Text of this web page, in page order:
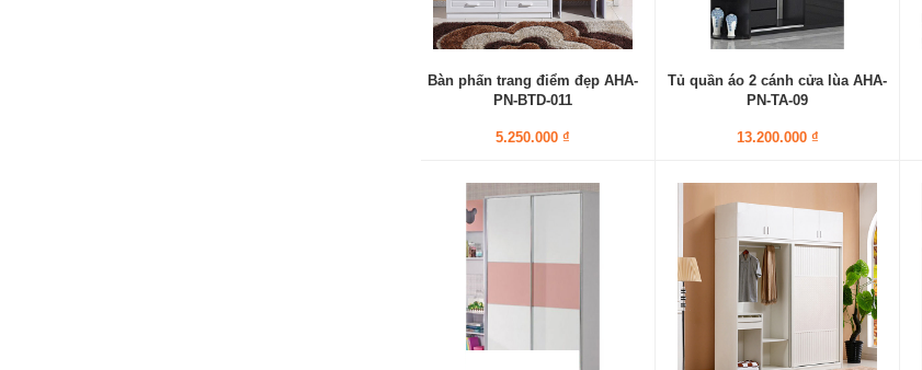
Bàn phấn trang điểm đẹp AHA-
PN-BTD-011
5.250.000 ₫
Tủ quần áo 2 cánh cửa lùa AHA-
PN-TA-09
13.200.000 ₫